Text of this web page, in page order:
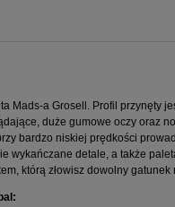
a Grosell. Profil przynęty
duże gumowe oczy oraz
bardzo niskiej prędkości
wykańczane detale, a także
którą złowisz dowolny gatunek